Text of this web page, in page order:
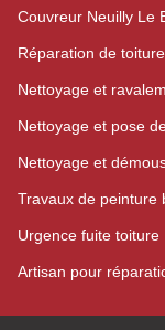
Couvreur Neuilly Le
Réparation de
Nettoyage et
Nettoyage et pose
Nettoyage et
Travaux de peinture
Urgence fuite
Artisan pour